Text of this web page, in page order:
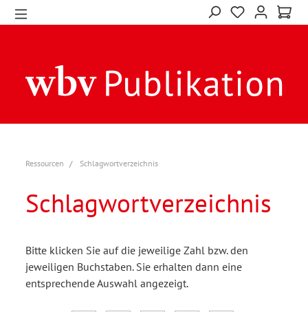
Ressourcen Schlagwortverzeichnis
Schlagwortverzeichnis
Bitte klicken Sie auf die jeweilige Zahl bzw. den
jeweiligen Buchstaben. Sie erhalten dann eine
entsprechende Auswahl angezeigt.